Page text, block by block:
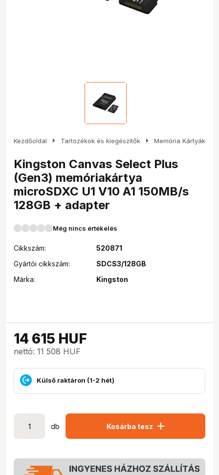
Kezdőoldal arrow_right Tartozékok és kiegészítők arrow_right Memória Kártyák
Kingston Canvas Select Plus
(Gen3) memóriakártya
microSDXC U1 V10 A1 150MB/s
128GB + adapter
Még nincs értékelés
Cikkszám:
520871
Gyártói cikkszám:
SDCS3/128GB
Márka:
Kingston
14 615 HUF
nettó: 11 508 HUF
Külső raktáron (1-2 hét)
db Kosárba tesz add